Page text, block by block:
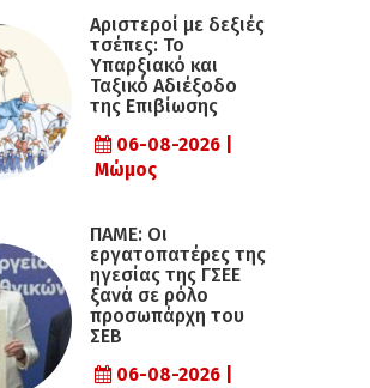
Αριστεροί με δεξιές
τσέπες: Το
Υπαρξιακό και
Ταξικό Αδιέξοδο
της Επιβίωσης
06-08-2026 |
Μώμος
ΠΑΜΕ: Οι
εργατοπατέρες της
ηγεσίας της ΓΣΕΕ
ξανά σε ρόλο
προσωπάρχη του
ΣΕΒ
06-08-2026 |